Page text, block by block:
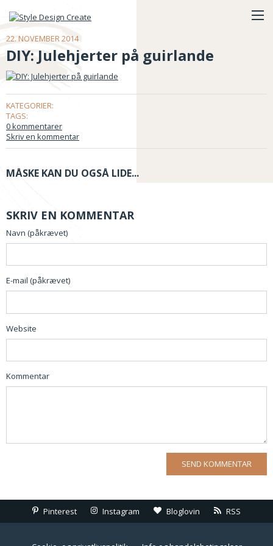
22. NOVEMBER 2014
DIY: Julehjerter på guirlande
KATEGORIER:
TAGS:
0 kommentarer
Skriv en kommentar
MÅSKE KAN DU OGSÅ LIDE...
SKRIV EN KOMMENTAR
Navn (påkrævet)
E-mail (påkrævet)
Website
Kommentar
Pinterest Instagram Bloglovin RSS